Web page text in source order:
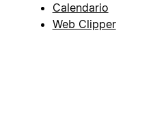
Calendario
Web Clipper